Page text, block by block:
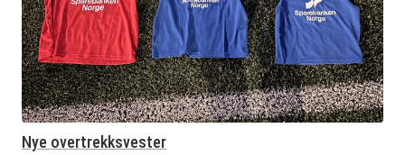
Nye overtrekksvester